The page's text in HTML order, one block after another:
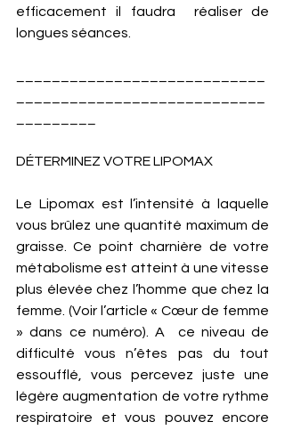
efficacement il faudra  réaliser de
longues séances.
DÉTERMINEZ VOTRE LIPOMAX
Le Lipomax est l’intensité à laquelle
vous brûlez une quantité maximum de
graisse. Ce point charnière de votre
métabolisme est atteint à une vitesse
plus élevée chez l’homme que chez la
femme. (Voir l’article « Cœur de femme
» dans ce numéro). A  ce niveau de
difficulté vous n’êtes pas du tout
essoufflé, vous percevez juste une
légère augmentation de votre rythme
respiratoire et vous pouvez encore